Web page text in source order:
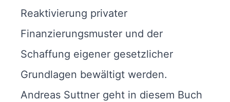
Reaktivierung privater
Finanzierungsmuster und der
Schaffung eigener gesetzlicher
Grundlagen bewältigt werden.
Andreas Suttner geht in diesem Buch